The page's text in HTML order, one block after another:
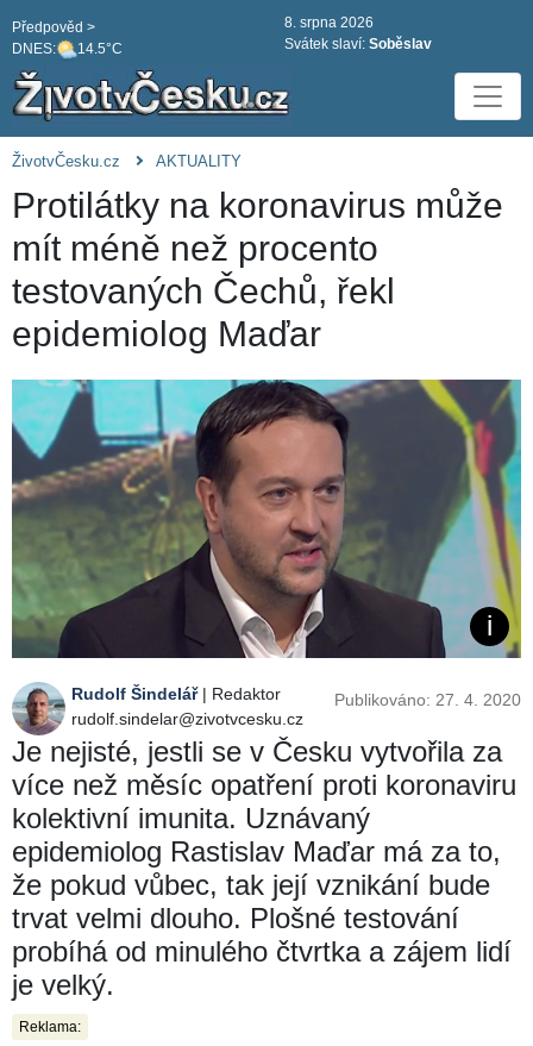
DNES: 14.5°C
Předpověd >
8. srpna 2026
Svátek slaví: Soběslav
ŽivotvČesku.cz AKTUALITY
Protilátky na koronavirus může
mít méně než procento
testovaných Čechů, řekl
epidemiolog Maďar
Rudolf Šindelář| Redaktor
rudolf.sindelar@zivotvcesku.cz
Publikováno: 27. 4. 2020
Je nejisté, jestli se v Česku vytvořila za
více než měsíc opatření proti koronaviru
kolektivní imunita. Uznávaný
epidemiolog Rastislav Maďar má za to,
že pokud vůbec, tak její vznikání bude
trvat velmi dlouho. Plošné testování
probíhá od minulého čtvrtka a zájem lidí
je velký.
Reklama: